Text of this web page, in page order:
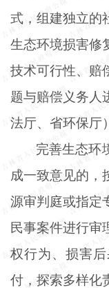
式，组建独立的
生态环境损害修
技术可行性、赔
题与赔偿义务人
法厅、省环保厅）
完善生态环
成一致意见的，
源审判庭或指定
民事案件进行审
权行为、损害
付，探索多样化